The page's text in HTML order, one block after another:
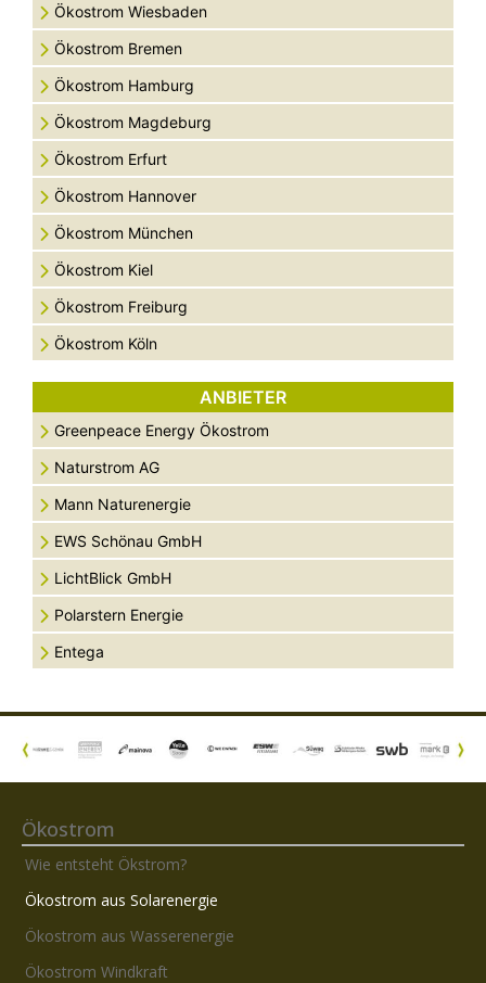
Ökostrom Wiesbaden
Ökostrom Bremen
Ökostrom Hamburg
Ökostrom Magdeburg
Ökostrom Erfurt
Ökostrom Hannover
Ökostrom München
Ökostrom Kiel
Ökostrom Freiburg
Ökostrom Köln
ANBIETER
Greenpeace Energy Ökostrom
Naturstrom AG
Mann Naturenergie
EWS Schönau GmbH
LichtBlick GmbH
Polarstern Energie
Entega
Ökostrom
Wie entsteht Ökstrom?
Ökostrom aus Solarenergie
Ökostrom aus Wasserenergie
Ökostrom Windkraft